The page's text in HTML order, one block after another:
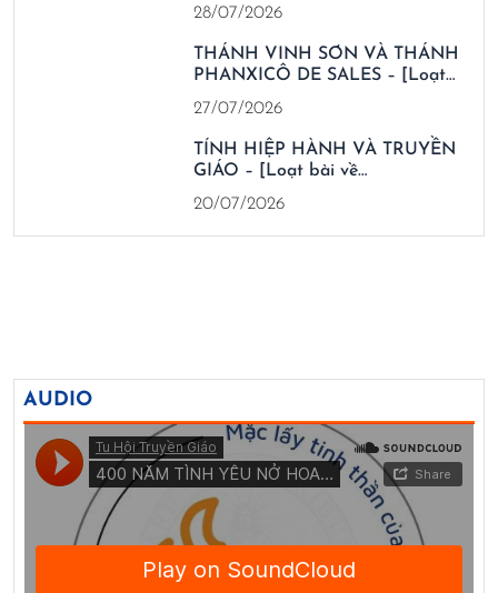
28/07/2026
THÁNH VINH SƠN VÀ THÁNH
PHANXICÔ DE SALES – [Loạt…
27/07/2026
TÍNH HIỆP HÀNH VÀ TRUYỀN
GIÁO – [Loạt bài về…
20/07/2026
AUDIO